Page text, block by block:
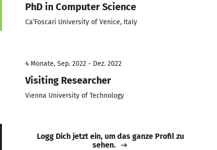
PhD in Computer Science
Ca’Foscari University of Venice, Italy
4 Monate, Sep. 2022 - Dez. 2022
Visiting Researcher
Vienna University of Technology
Logg Dich jetzt ein, um das ganze Profil zu
sehen.